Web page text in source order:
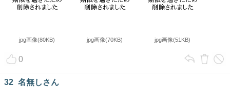
jpg画像(80KB) jpg画像(70KB) jpg画像(51KB)
0
32 名無しさん